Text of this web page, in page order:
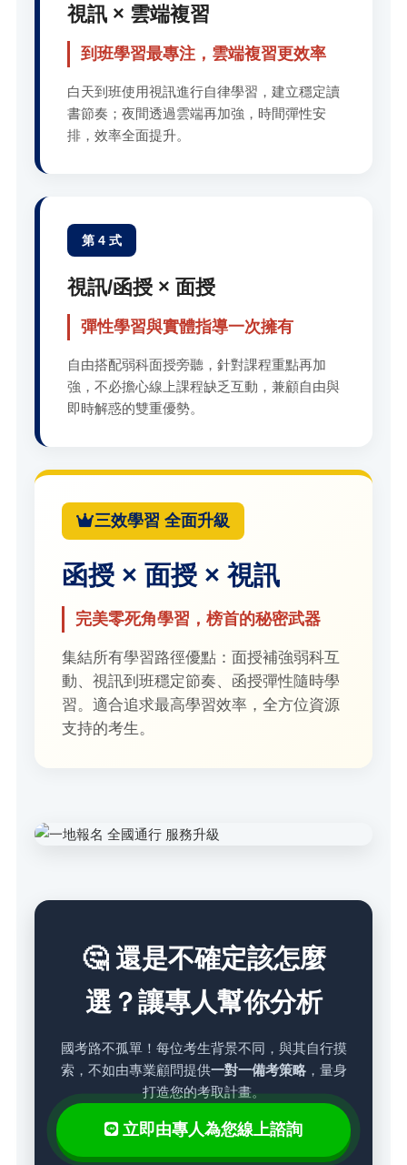
視訊 × 雲端複習
到班學習最專注，雲端複習更效率
白天到班使用視訊進行自律學習，建立穩定讀
書節奏；夜間透過雲端再加強，時間彈性安
排，效率全面提升。
第 4 式
視訊/函授 × 面授
彈性學習與實體指導一次擁有
自由搭配弱科面授旁聽，針對課程重點再加
強，不必擔心線上課程缺乏互動，兼顧自由與
即時解惑的雙重優勢。
三效學習 全面升級
函授 × 面授 × 視訊
完美零死角學習，榜首的秘密武器
集結所有學習路徑優點：面授補強弱科互
動、視訊到班穩定節奏、函授彈性隨時學
習。適合追求最高學習效率，全方位資源
支持的考生。
🤔 還是不確定該怎麼
選？讓專人幫你分析
國考路不孤單！每位考生背景不同，與其自行摸
索，不如由專業顧問提供一對一備考策略，量身
打造您的考取計畫。
立即由專人為您線上諮詢